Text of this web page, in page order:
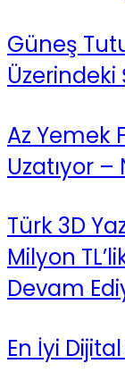
Güneş
Üzerindeki
Az Yemek
Uzatıyor
Türk 3D
Milyon
Devam
En İyi